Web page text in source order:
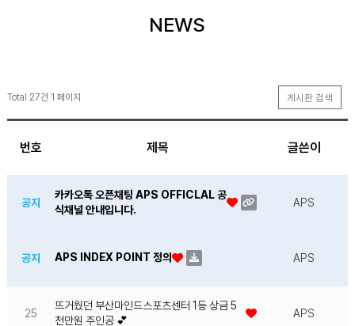
NEWS
Total 27건 1 페이지 게시판 검색
번호 제목 글쓴이
공지
카카오톡 오픈채팅 APS OFFICLAL 공
식채널 안내입니다.
APS
공지 APS INDEX POINT 정의 APS
25
뜨거웠던 부산마인드스포츠센터 1등 상금 5
천만원 주인공 💕
APS